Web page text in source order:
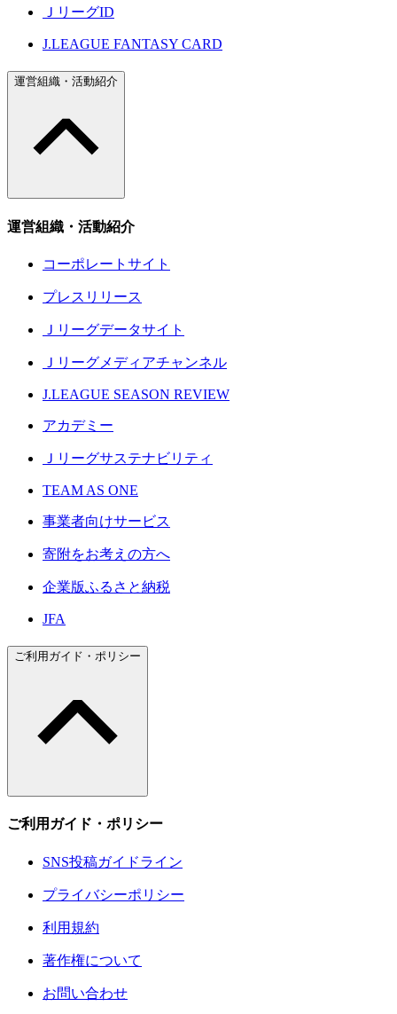
ＪリーグID
J.LEAGUE FANTASY CARD
運営組織・活動紹介
運営組織・活動紹介
コーポレートサイト
プレスリリース
Ｊリーグデータサイト
Ｊリーグメディアチャンネル
J.LEAGUE SEASON REVIEW
アカデミー
Ｊリーグサステナビリティ
TEAM AS ONE
事業者向けサービス
寄附をお考えの方へ
企業版ふるさと納税
JFA
ご利用ガイド・ポリシー
ご利用ガイド・ポリシー
SNS投稿ガイドライン
プライバシーポリシー
利用規約
著作権について
お問い合わせ